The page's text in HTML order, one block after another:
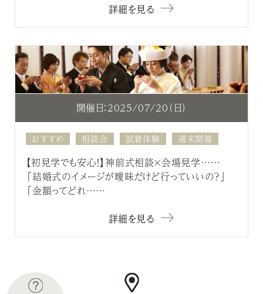
詳細を見る
開催日：2025/07/20（日）
おすすめ 相談会 試着体験 週末開催
【初見学でも安心！】神前式相談×会場見学……
「結婚式のイメージが曖昧だけど行っていいの？」
「金額ってどれ……
詳細を見る